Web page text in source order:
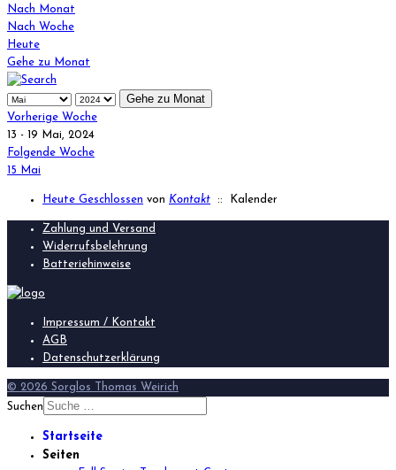
Nach Monat
Nach Woche
Heute
Gehe zu Monat
Gehe zu Monat
Vorherige Woche
13 - 19 Mai, 2024
Folgende Woche
15 Mai
Heute Geschlossen von Kontakt :: Kalender
Zahlung und Versand
Widerrufsbelehrung
Batteriehinweise
Impressum / Kontakt
AGB
Datenschutzerklärung
© 2026 Sorglos Thomas Weirich
Suchen
Startseite
Seiten